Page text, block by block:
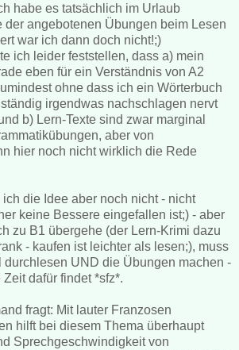
habe es tatsächlich im Urlaub
der angebotenen Übungen beim Lesen
war ich dann doch nicht!;)
ich leider feststellen, dass a) mein
eben für ein Verständnis von A2
ohne dass ich ein Wörterbuch
irgendwas nachschlagen nervt
b) Lern-Texte sind zwar marginal
aber von
hier noch nicht wirklich die Rede
die Idee aber noch nicht - nicht
keine Bessere eingefallen ist;) - aber
zu B1 übergehe (der Lern-Krimi dazu
- kaufen ist leichter als lesen;), muss
durchlesen UND die Übungen machen -
dafür findet *sfz*.
fragt: Mit lauter Franzosen
hilft bei diesem Thema überhaupt
Sprechgeschwindigkeit von